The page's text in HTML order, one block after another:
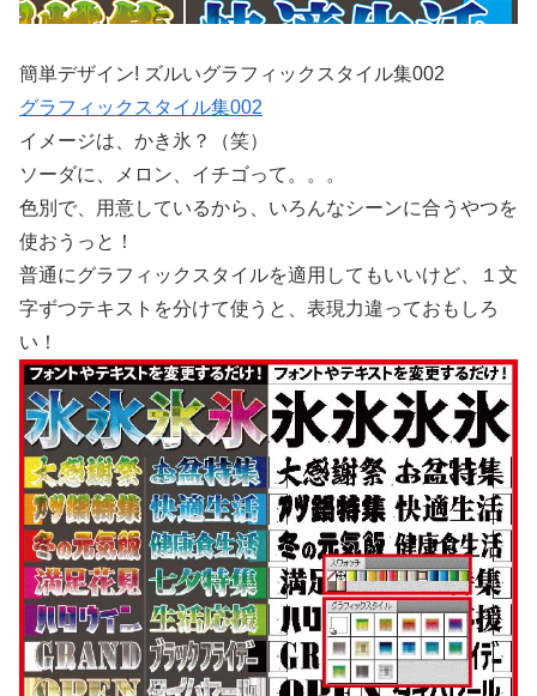
簡単デザイン! ズルいグラフィックスタイル集002
グラフィックスタイル集002
イメージは、かき氷？（笑）
ソーダに、メロン、イチゴって。。。
色別で、用意しているから、いろんなシーンに合うやつを
使おうっと！
普通にグラフィックスタイルを適用してもいいけど、１文
字ずつテキストを分けて使うと、表現力違っておもしろ
い！